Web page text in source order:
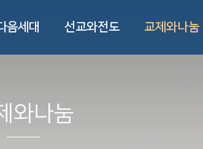
음세대 선교와전도 교제와나눔
와나눔